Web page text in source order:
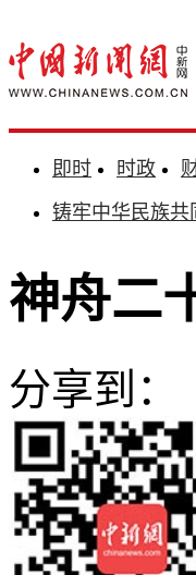
即时 时政
铸牢中华民族共
神舟二
分享到：